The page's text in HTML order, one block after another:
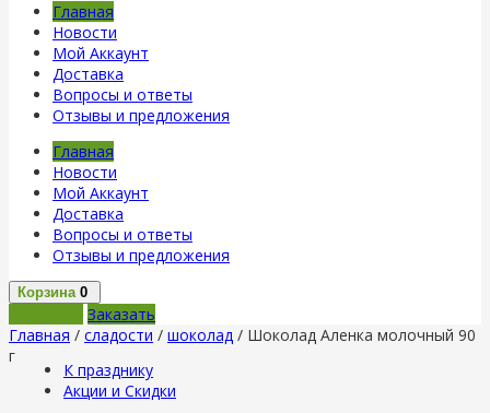
Главная
Новости
Мой Аккаунт
Доставка
Вопросы и ответы
Отзывы и предложения
Главная
Новости
Мой Аккаунт
Доставка
Вопросы и ответы
Отзывы и предложения
Корзина 0
Заказать
Главная / сладости / шоколад / Шоколад Аленка молочный 90
г
К празднику
Акции и Скидки